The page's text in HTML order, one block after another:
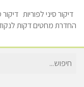
דיקור סיני לפוריות
החדרת מחטים דקות
חיפוש